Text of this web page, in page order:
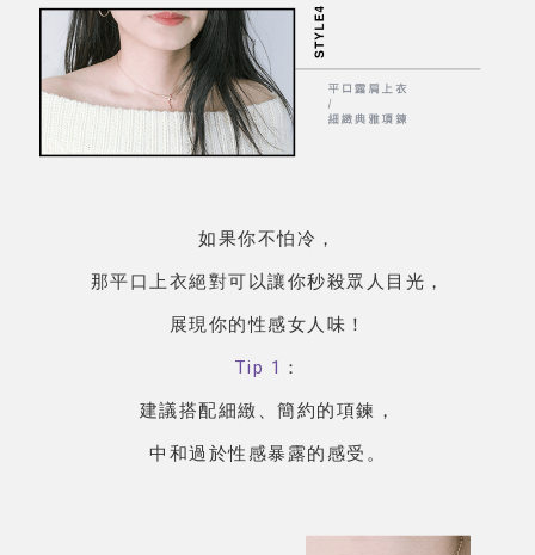
如果你不怕冷，
那平口上衣絕對可以讓你秒殺眾人目光，
展現你的性感女人味！
Tip 1 ：
建議搭配細緻、簡約的項鍊，
中和過於性感暴露的感受。